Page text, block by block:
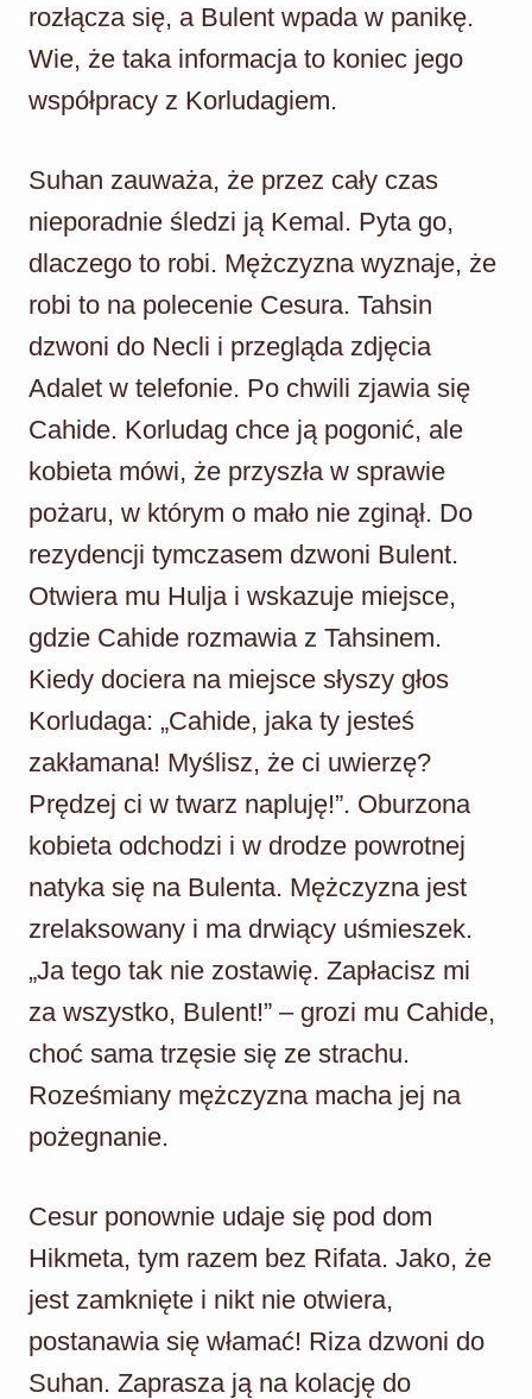
rozłącza się, a Bulent wpada w panikę.
Wie, że taka informacja to koniec jego
współpracy z Korludagiem.
Suhan zauważa, że przez cały czas
nieporadnie śledzi ją Kemal. Pyta go,
dlaczego to robi. Mężczyzna wyznaje, że
robi to na polecenie Cesura. Tahsin
dzwoni do Necli i przegląda zdjęcia
Adalet w telefonie. Po chwili zjawia się
Cahide. Korludag chce ją pogonić, ale
kobieta mówi, że przyszła w sprawie
pożaru, w którym o mało nie zginął. Do
rezydencji tymczasem dzwoni Bulent.
Otwiera mu Hulja i wskazuje miejsce,
gdzie Cahide rozmawia z Tahsinem.
Kiedy dociera na miejsce słyszy głos
Korludaga: „Cahide, jaka ty jesteś
zakłamana! Myślisz, że ci uwierzę?
Prędzej ci w twarz napluję!”. Oburzona
kobieta odchodzi i w drodze powrotnej
natyka się na Bulenta. Mężczyzna jest
zrelaksowany i ma drwiący uśmieszek.
„Ja tego tak nie zostawię. Zapłacisz mi
za wszystko, Bulent!” – grozi mu Cahide,
choć sama trzęsie się ze strachu.
Roześmiany mężczyzna macha jej na
pożegnanie.
Cesur ponownie udaje się pod dom
Hikmeta, tym razem bez Rifata. Jako, że
jest zamknięte i nikt nie otwiera,
postanawia się włamać! Riza dzwoni do
Suhan. Zaprasza ją na kolację do